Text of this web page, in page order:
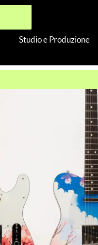
Studio e Produzione